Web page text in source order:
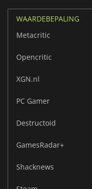
WAARDEBEPALING
Metacritic
Opencritic
XGN.nl
PC Gamer
Destructoid
GamesRadar+
Shacknews